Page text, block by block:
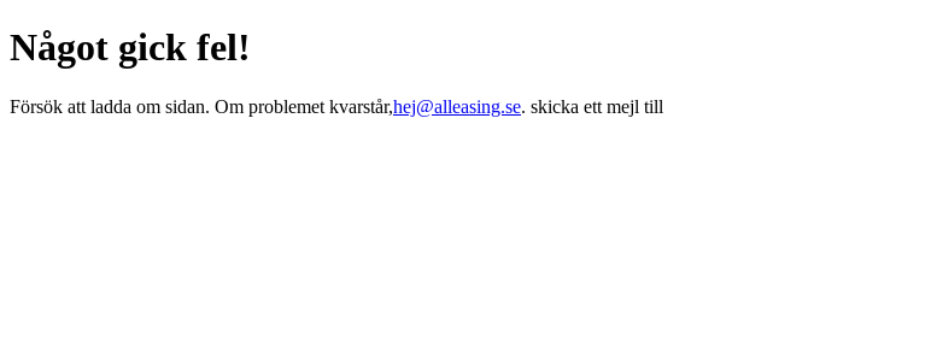
Något gick fel!
Försök att ladda om sidan. Om problemet kvarstår,hej@alleasing.se. skicka ett mejl till